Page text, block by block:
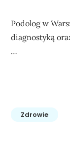
Podolog w
diagnostyką
…
Zdrowie